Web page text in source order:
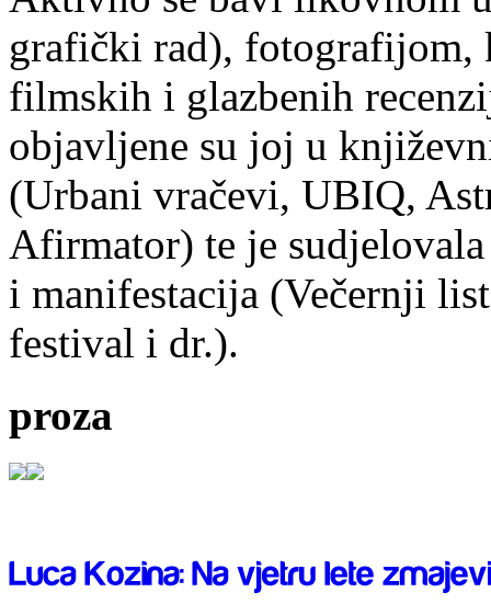
grafički rad), fotografijom,
filmskih i glazbenih
objavljene su joj u
(Urbani vračevi, UBIQ,
Afirmator) te je
i manifestacija (Večernji
festival i dr.).
proza